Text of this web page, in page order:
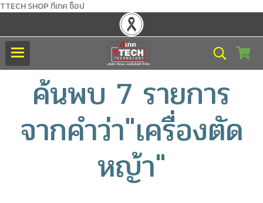
TTECH SHOP ทีเทค ช็อป
ค้นพบ 7 รายการ
จากคำว่า"เครื่องตัด
หญ้า"